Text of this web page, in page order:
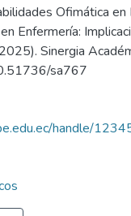
Ofimática
Enfermería:
Sinergia
sa767
handle/